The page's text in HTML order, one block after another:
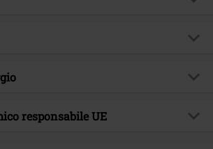
Basic
grigio scuro
100% poliestere
responsabile UE